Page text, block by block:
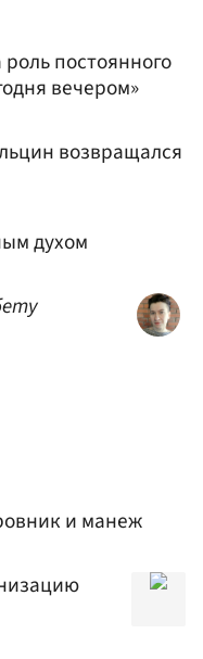
постоянного
вечером»
возвращался
духом
и манеж